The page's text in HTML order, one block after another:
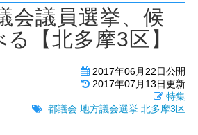
会議員選挙、候
【北多摩3区】
2017年06月22日公開
2017年07月13日更新
特集
都議会 地方議会選挙 北多摩3区